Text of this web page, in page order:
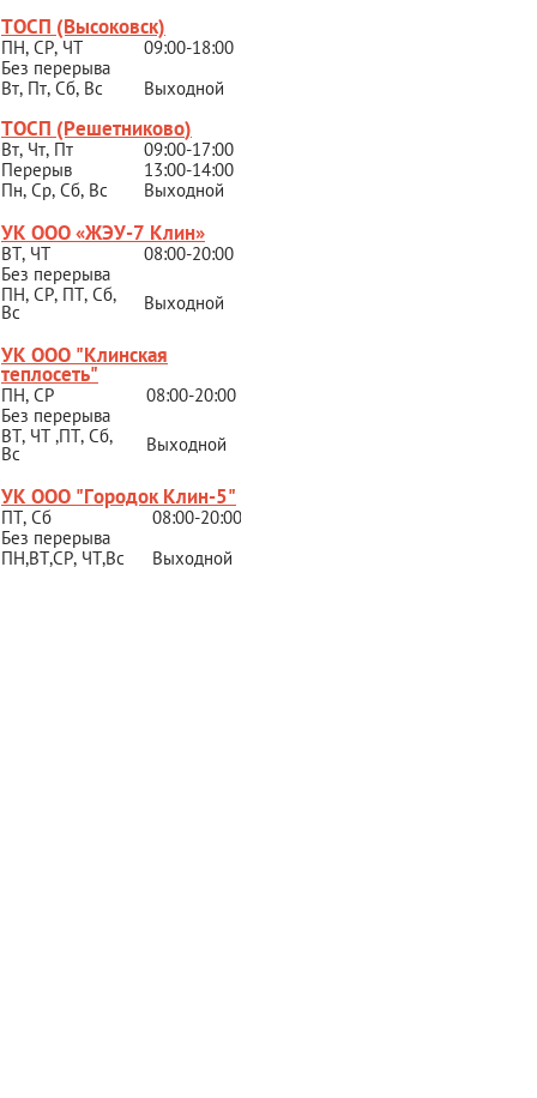
ТОСП (Высоковск)
ПН, СР, ЧТ
09:00-18:00
Без перерыва
Вт, Пт, Сб, Вс
Выходной
ТОСП (Решетниково)
Вт, Чт, Пт
09:00-17:00
Перерыв
13:00-14:00
Пн, Ср, Сб, Вс
Выходной
УК ООО «ЖЭУ-7 Клин»
ВТ, ЧТ
08:00-20:00
Без перерыва
ПН, СР, ПТ, Сб,
Вс Выходной
УК ООО "Клинская
теплосеть"
ПН, СР
08:00-20:00
Без перерыва
ВТ, ЧТ ,ПТ, Сб,
Вс Выходной
УК ООО "Городок Клин-5"
ПТ, Сб
08:00-20:00
Без перерыва
ПН,ВТ,СР, ЧТ,Вс Выходной